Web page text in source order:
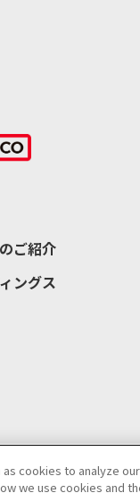
ご紹介
ングス
cookies to analyze
we use cookies and